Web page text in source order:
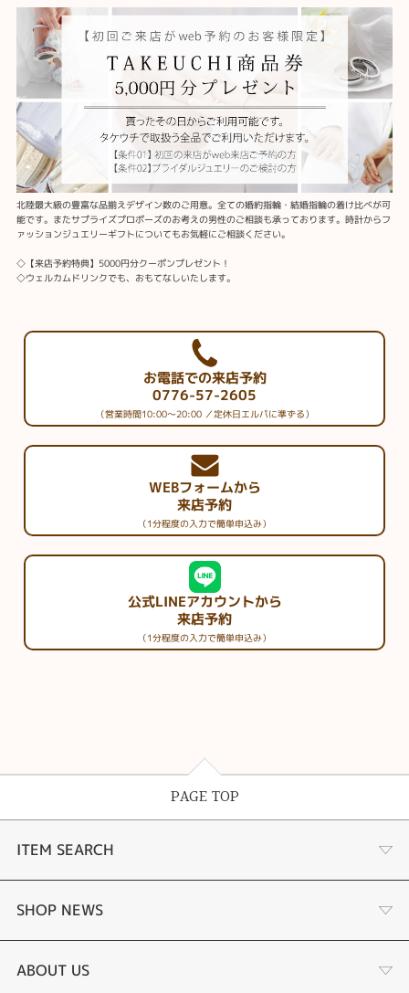
北陸最大級の豊富な品揃えデザイン数のご用意。全ての婚約指輪・結婚指輪の着け比べが可
能です。またサプライズプロポーズのお考えの男性のご相談も承っております。時計からフ
ァッションジュエリーギフトについてもお気軽にご相談ください。
◇【来店予約特典】5000円分クーポンプレゼント！
◇ウェルカムドリンクでも、おもてなしいたします。
お電話での来店予約
0776-57-2605
（営業時間10:00～20:00 ／定休日エルパに準ずる）
WEBフォームから
来店予約
（1分程度の入力で簡単申込み）
公式LINEアカウントから
来店予約
（1分程度の入力で簡単申込み）
PAGE TOP
ITEM SEARCH
婚約指輪
結婚指輪
SHOP NEWS
ふくい時計宝石修理研究所
ABOUT US